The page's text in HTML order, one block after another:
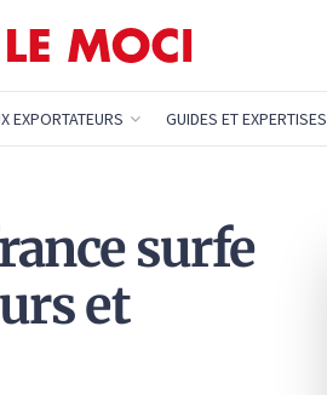
EXPORTATEURS GUIDES ET EXPERTISES
surfe
et